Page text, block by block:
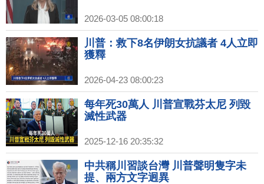
2026-03-05 08:00:18
川普：救下8名伊朗女抗議者 4人立即
獲釋
2026-04-23 08:00:23
每年死30萬人 川普宣戰芬太尼 列毀
滅性武器
2025-12-16 20:35:32
中共稱川習談台灣 川普聲明隻字未
提、兩方文字迥異